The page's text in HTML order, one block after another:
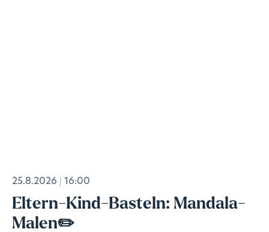
25.8.2026 16:00
Eltern-Kind-Basteln: Mandala-
Malen✏️